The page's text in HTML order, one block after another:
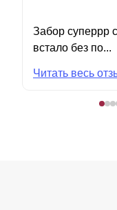
Забор суперрр
встало без по...
Читать весь